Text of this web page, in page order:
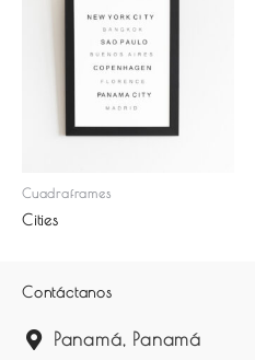
Cuadraframes
Cities
Contáctanos
Panamá, Panamá